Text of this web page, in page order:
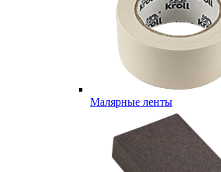
Малярные ленты